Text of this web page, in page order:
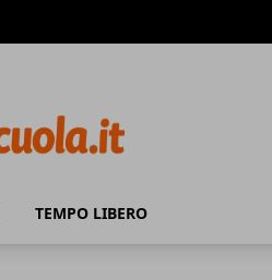
TEMPO LIBERO